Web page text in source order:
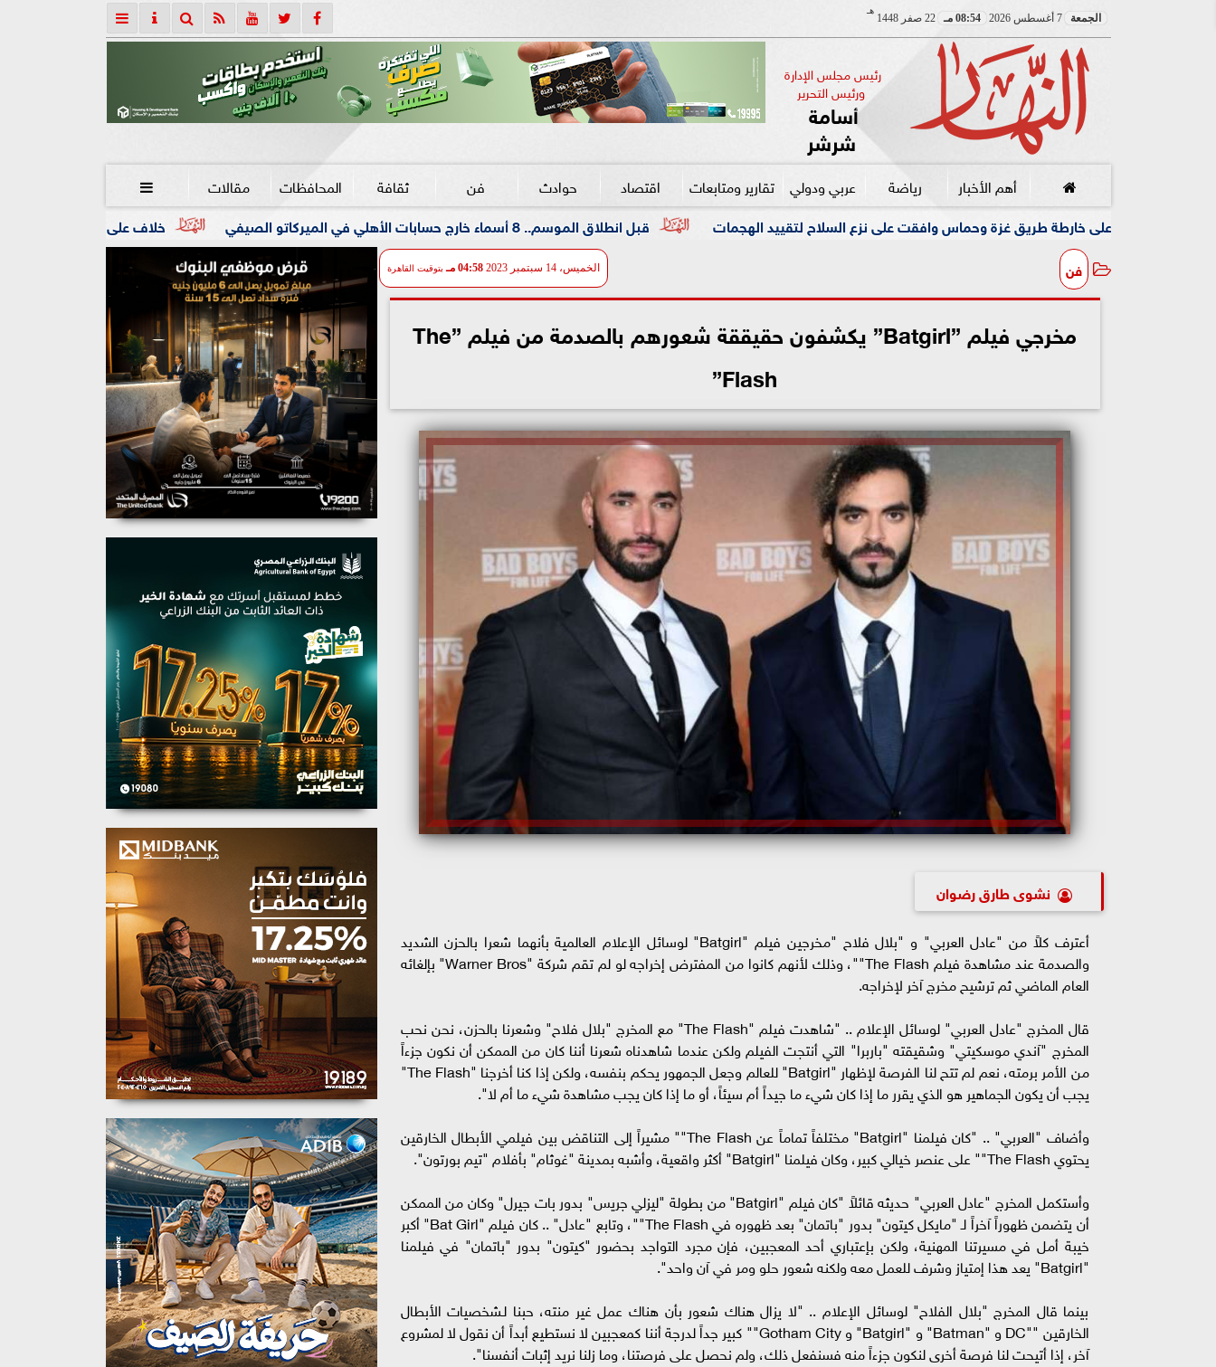
الجمعة 7 أغسطس 2026 08:54 مـ 22 صفر 1448
هـ
رئيس مجلس الإدارة
ورئيس التحرير
أسامة
شرشر
أهم الأخبار رياضة عربي ودولي تقارير ومتابعات اقتصاد حوادث فن ثقافة المحافظات مقالات 
خلاف على شراء مشروبات ينتهي بجريمة قتل في قبل انطلاق الموسم.. 8 أسماء خارج حسابات الأهلي في الميركاتو الصيفي طريق غزة وحماس وافقت على نزع السلاح لتقييد الهجمات
فن الخميس، 14 سبتمبر 2023 04:58 مـ بتوقيت القاهرة
مخرجي فيلم ”Batgirl” يكشفون حقيققة شعورهم بالصدمة من فيلم ”The
Flash”
نشوى طارق رضوان
أعترف كلاً من "عادل العربي" و "بلال فلاح "مخرجين فيلم "Batgirl" لوسائل الإعلام العالمية بأنهما شعرا بالحزن الشديد
والصدمة عند مشاهدة فيلم The Flash""، وذلك لأنهم كانوا من المفترض إخراجه لو لم تقم شركة "Warner Bros" بإلغائه
العام الماضي ثم ترشيح مخرج آخر لإخراجه.
قال المخرج "عادل العربي" لوسائل الإعلام .. "شاهدت فيلم "The Flash" مع المخرج "بلال فلاح" وشعرنا بالحزن، نحن نحب
المخرج "آندي موسكيتي" وشقيقته "باربرا" التي أنتجت الفيلم ولكن عندما شاهدناه شعرنا أننا كان من الممكن أن نكون جزءاً
من الأمر برمته، نعم لم تتح لنا الفرصة لإظهار "Batgirl" للعالم وجعل الجمهور يحكم بنفسه، ولكن إذا كنا أخرجنا "The Flash"
يجب أن يكون الجماهير هو الذي يقرر ما إذا كان شيء ما جيداً أم سيئاً، أو ما إذا كان يجب مشاهدة شيء ما أم لا".
وأضاف "العربي" .. "كان فيلمنا "Batgirl" مختلفاً تماماً عن The Flash"" مشيراً إلى التناقض بين فيلمي الأبطال الخارقين
يحتوي The Flash"" على عنصر خيالي كبير، وكان فيلمنا "Batgirl" أكثر واقعية، وأشبه بمدينة "غوثام" بأفلام "تيم بورتون".
وأستكمل المخرج "عادل العربي" حديثه قائلاً "كان فيلم "Batgirl" من بطولة "ليزلي جريس" بدور بات جيرل" وكان من الممكن
أن يتضمن ظهوراً آخراً لـ "مايكل كيتون" بدور "باتمان" بعد ظهوره في The Flash""، وتابع "عادل" .. كان فيلم "Bat Girl" أكبر
خيبة أمل في مسيرتنا المهنية، ولكن بإعتباري أحد المعجبين، فإن مجرد التواجد بحضور "كيتون" بدور "باتمان" في فيلمنا
"Batgirl" يعد هذا إمتياز وشرف للعمل معه ولكنه شعور حلو ومر في آن واحد".
بينما قال المخرج "بلال الفلاح" لوسائل الإعلام .. "لا يزال هناك شعور بأن هناك عمل غير منته، حبنا لـشخصيات الأبطال
الخارقين ""DC و "Batman" و "Batgirl" و Gotham City"" كبير جداً لدرجة أننا كمعجبين لا نستطيع أبداً أن نقول لا لمشروع
آخر، إذا أتيحت لنا فرصة أخرى لنكون جزءاً منه فسنفعل ذلك، ولم نحصل على فرصتنا، وما زلنا نريد إثبات أنفسنا".